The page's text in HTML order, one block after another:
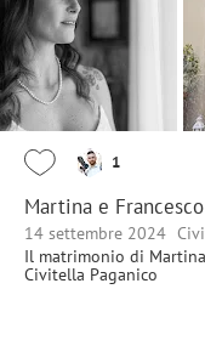
1
Martina e Francesco
14 settembre 2024
Il matrimonio di
Civitella Paganico